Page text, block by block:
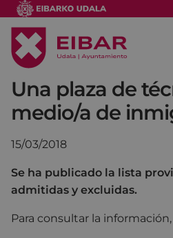
Una plaza de
medio/a de
15/03/2018
Se ha publicado la lista
admitidas y excluidas.
Para consultar la información,